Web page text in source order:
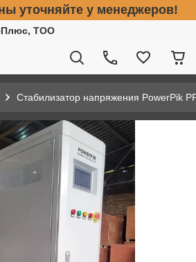
уточняйте у менеджеров!
ТОО
Стабилизатор напряжения PowerPik